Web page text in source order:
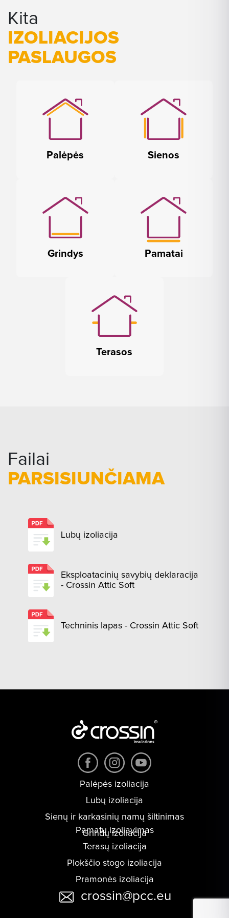
Kita
IZOLIACIJOS
PASLAUGOS
Palėpės Sienos
Grindys Pamatai
Terasos
Failai
PARSISIUNČIAMA
Lubų izoliacija
Eksploatacinių savybių deklaracija
- Crossin Attic Soft
Techninis lapas - Crossin Attic Soft
Palėpės izoliacija
Lubų izoliacija
Sienų ir karkasinių namų šiltinimas
Grindų izoliacija
Pamatų izoliavimas
Terasų izoliacija
Plokščio stogo izoliacija
Pramonės izoliacija
crossin@pcc.eu